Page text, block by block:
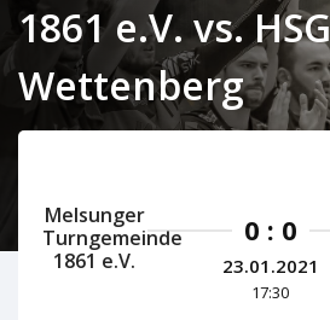
1861 e.V. vs. HSG
Wettenberg
Melsunger
Turngemeinde
1861 e.V.
0 : 0
23.01.2021
17:30